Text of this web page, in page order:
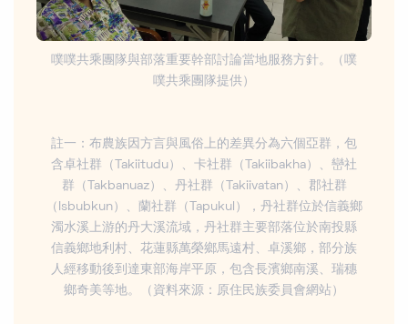
噗噗共乘團隊與部落重要幹部討論當地服務方針。（噗
噗共乘團隊提供）
註一：布農族因方言與風俗上的差異分為六個亞群，包
含卓社群（Takiitudu）、卡社群（Takiibakha）、巒社
群（Takbanuaz）、丹社群（Takiivatan）、郡社群
（Isbubkun）、蘭社群（Tapukul），丹社群位於信義鄉
濁水溪上游的丹大溪流域，丹社群主要部落位於南投縣
信義鄉地利村、花蓮縣萬榮鄉馬遠村、卓溪鄉，部分族
人經移動後到達東部海岸平原，包含長濱鄉南溪、瑞穗
鄉奇美等地。（資料來源：原住民族委員會網站）